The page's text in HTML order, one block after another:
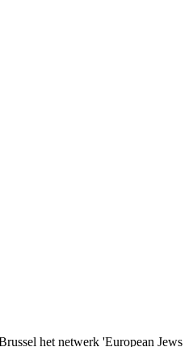
het netwerk 'European Jews